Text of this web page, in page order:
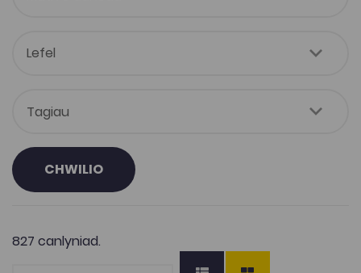
CHWILIO
827 canlyniad.